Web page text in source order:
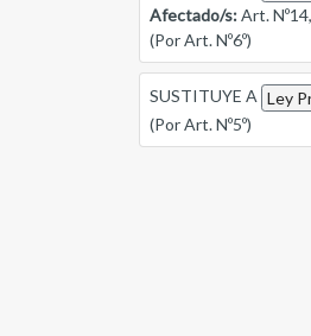
Afectado/s:Art.
(Por Art. Nº6º)
SUSTITUYE A Ley
(Por Art. Nº5º)